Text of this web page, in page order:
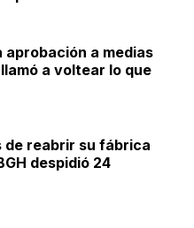
a medias
a voltear lo que
de reabrir su fábrica
despidió 24